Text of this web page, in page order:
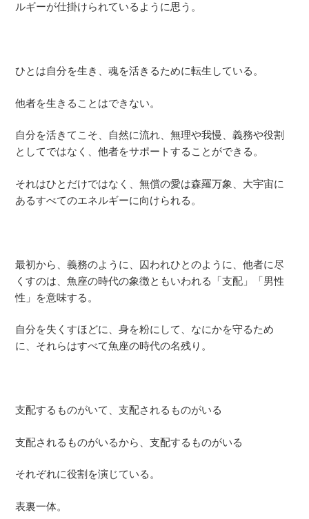
ルギーが仕掛けられているように思う。
ひとは自分を生き、魂を活きるために転生している。
他者を生きることはできない。
自分を活きてこそ、自然に流れ、無理や我慢、義務や役割
としてではなく、他者をサポートすることができる。
それはひとだけではなく、無償の愛は森羅万象、大宇宙に
あるすべてのエネルギーに向けられる。
最初から、義務のように、囚われひとのように、他者に尽
くすのは、魚座の時代の象徴ともいわれる「支配」「男性
性」を意味する。
自分を失くすほどに、身を粉にして、なにかを守るため
に、それらはすべて魚座の時代の名残り。
支配するものがいて、支配されるものがいる
支配されるものがいるから、支配するものがいる
それぞれに役割を演じている。
表裏一体。